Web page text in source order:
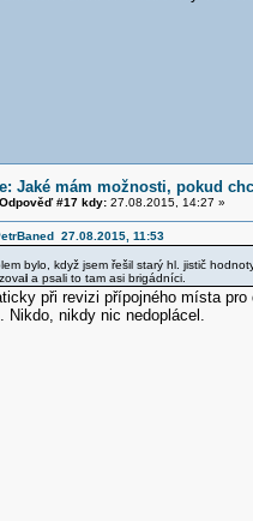
Jaké mám možnosti, pokud
Odpověď #17 kdy:27.08.2015, 14:27 »
27.08.2015, 11:53
bylo, když jsem řešil starý hl. jistič
i a psali to tam asi brigádníci.
při revizi přípojného místa
Nikdo, nikdy nic nedoplácel.